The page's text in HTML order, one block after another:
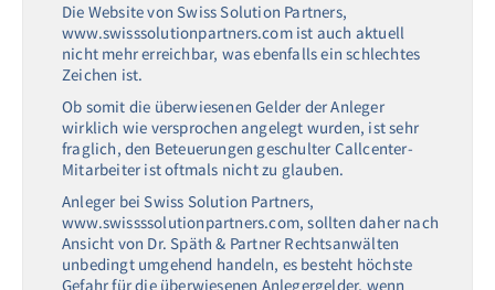
Die Website von Swiss Solution Partners,
www.swisssolutionpartners.com ist auch aktuell
nicht mehr erreichbar, was ebenfalls ein schlechtes
Zeichen ist.
Ob somit die überwiesenen Gelder der Anleger
wirklich wie versprochen angelegt wurden, ist sehr
fraglich, den Beteuerungen geschulter Callcenter-
Mitarbeiter ist oftmals nicht zu glauben.
Anleger bei Swiss Solution Partners,
www.swissssolutionpartners.com, sollten daher nach
Ansicht von Dr. Späth & Partner Rechtsanwälten
unbedingt umgehend handeln, es besteht höchste
Gefahr für die überwiesenen Anlegergelder, wenn